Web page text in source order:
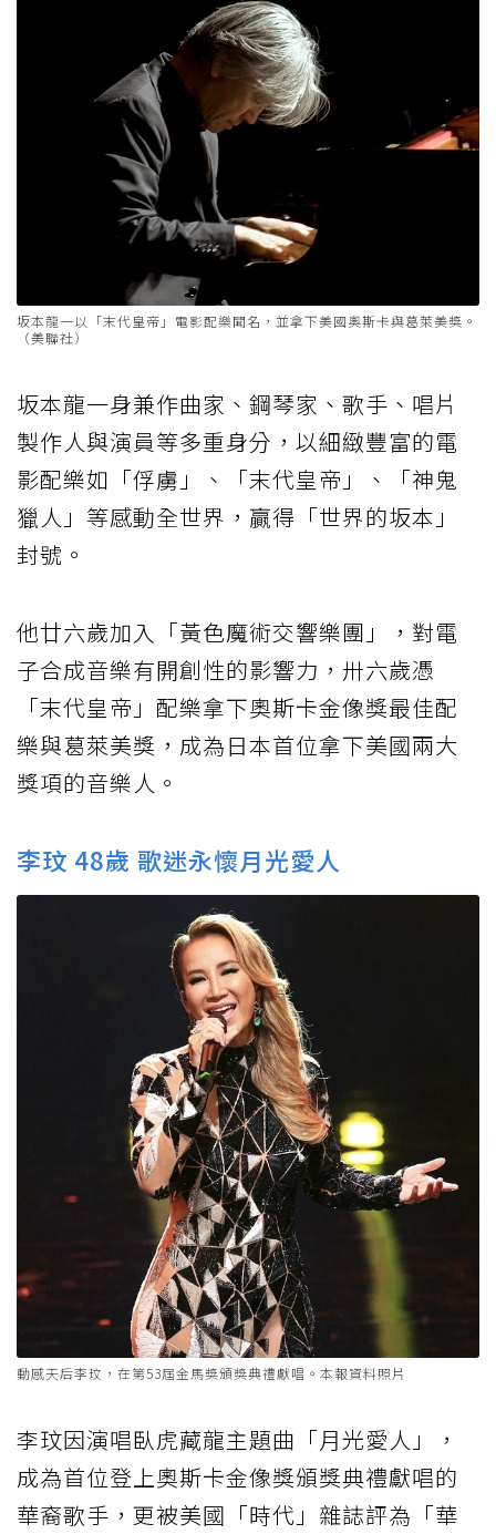
坂本龍一以「末代皇帝」電影配樂聞名，並拿下美國奧斯卡與葛萊美獎。
（美聯社）
坂本龍一身兼作曲家、鋼琴家、歌手、唱片
製作人與演員等多重身分，以細緻豐富的電
影配樂如「俘虜」、「末代皇帝」、「神鬼
獵人」等感動全世界，贏得「世界的坂本」
封號。
他廿六歲加入「黃色魔術交響樂團」，對電
子合成音樂有開創性的影響力，卅六歲憑
「末代皇帝」配樂拿下奧斯卡金像獎最佳配
樂與葛萊美獎，成為日本首位拿下美國兩大
獎項的音樂人。
李玟 48歲 歌迷永懷月光愛人
動感天后李玟，在第53屆金馬獎頒獎典禮獻唱。本報資料照片
李玟因演唱臥虎藏龍主題曲「月光愛人」，
成為首位登上奧斯卡金像獎頒獎典禮獻唱的
華裔歌手，更被美國「時代」雜誌評為「華